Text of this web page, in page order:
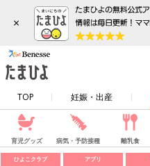
×
TOP 妊娠・出産
育児グッズ 病気・予防接種 離乳食
ひよこクラブ アプリ